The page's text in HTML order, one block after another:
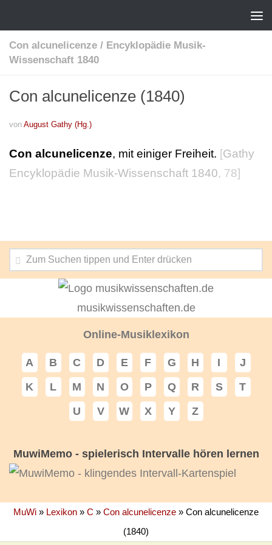
Con alcunelicenze / Encyklopädie Musik-
Wissenschaft 1840
Con alcunelicenze (1840)
von August Gathy (Hg.)
Con alcunelicenze, mit einiger Freiheit. [Gathy
Encyklopädie Musik-Wissenschaft 1840, 78]
musikwissenschaften.de
Online-Musiklexikon
A B C D E F G H I
J
K
L M N O P Q R S
T
U
V W X Y Z
MuwiMemo - spielerisch Intervalle hören lernen
MuWi » Lexikon » C » Con alcunelicenze » Con alcunelicenze
(1840)